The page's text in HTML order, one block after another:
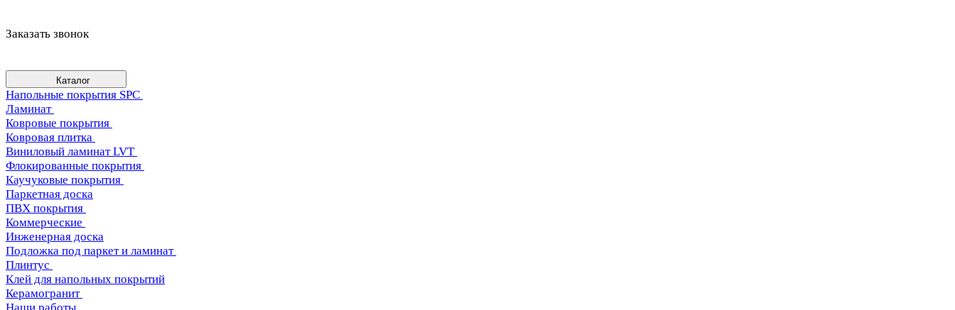
Заказать звонок
Каталог
Напольные покрытия SPC
Ламинат
Ковровые покрытия
Ковровая плитка
Виниловый ламинат LVT
Флокированные покрытия
Каучуковые покрытия
Паркетная доска
ПВХ покрытия
Коммерческие
Инженерная доска
Подложка под паркет и ламинат
Плинтус
Клей для напольных покрытий
Керамогранит